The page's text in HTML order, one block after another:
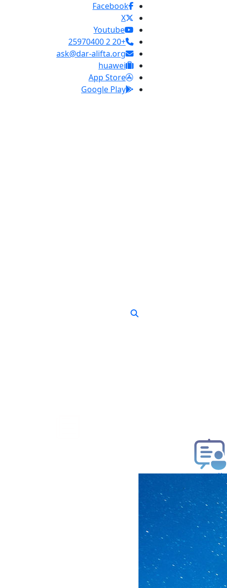
Facebook
X
Youtube
+20 2 25970400
ask@dar-alifta.org
huawei
App Store
Google Play
طلب فتوى
استعلام عن فتوى
حجز موعد